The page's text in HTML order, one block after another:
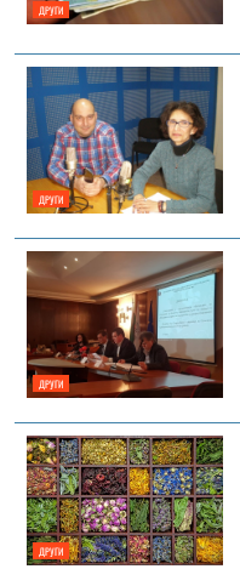
ДРУГИ
ДРУГИ
ДРУГИ
ДРУГИ